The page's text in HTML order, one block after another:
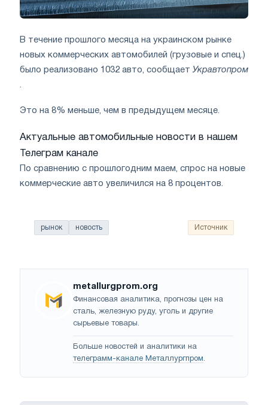
В течение прошлого месяца на украинском рынке
новых коммерческих автомобилей (грузовые и спец.)
было реализовано 1032 авто, сообщаетУкравтопром
.
Это на 8% меньше, чем в предыдущем месяце.
Актуальные автомобильные новости в нашем
Телеграм канале
По сравнению с прошлогодним маем, спрос на новые
коммерческие авто увеличился на 8 процентов.
рынок новость Источник
metallurgprom.org
Финансовая аналитика, прогнозы цен на
сталь, железную руду, уголь и другие
сырьевые товары.
Больше новостей и аналитики на
телеграмм-канале Металлургпром.